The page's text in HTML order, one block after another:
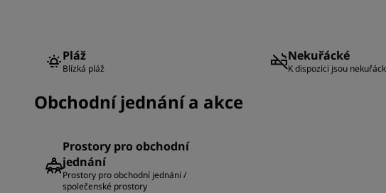
Pláž
Blízká pláž
Nekuřácké
K dispozici jsou
Obchodní jednání a akce
Prostory pro obchodní
jednání
Prostory pro obchodní jednání /
společenské prostory